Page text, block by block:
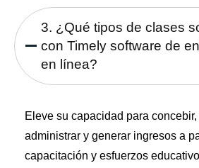
3. ¿Qué tipos de clases
con Timely software de
en línea?
Eleve su capacidad para concebir,
administrar y generar ingresos a
capacitación y esfuerzos